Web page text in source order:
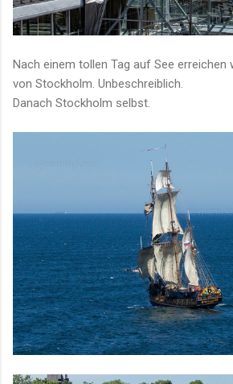
Nach einem tollen Tag auf See erreichen
von Stockholm. Unbeschreiblich.
Danach Stockholm selbst.